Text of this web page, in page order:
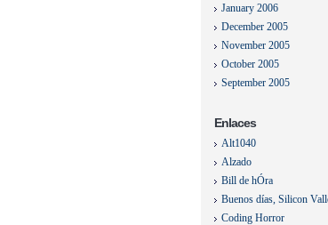
January 2006
December 2005
November 2005
October 2005
September 2005
Enlaces
Alt1040
Alzado
Bill de hÓra
Buenos días, Silicon
Coding Horror